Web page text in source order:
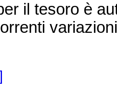
il tesoro è